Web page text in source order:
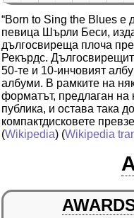
“Born to Sing the Blues е
певица Шърли Беси,
дългосвиреща плоча
Рекърдс.
50-те и 10-инчовият
албуми. В рамките на
форматът, предлаган
публика, и остава така
компактдисковете
(Wikipedia) (Wikipedia